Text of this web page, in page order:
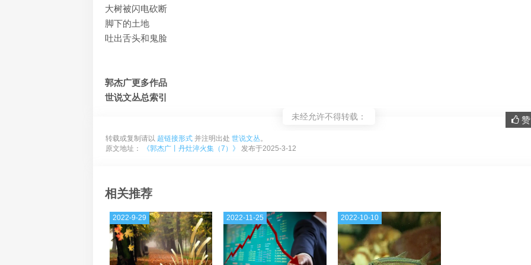
大树被闪电砍断
脚下的土地
吐出舌头和鬼脸
郭杰广更多作品
世说文丛总索引
未经允许不得转载：
转载或复制请以 超链接形式 并注明出处 世说文丛。
原文地址：
《郭杰广丨丹灶淬火集（7）》 发布于2025-3-12
相关推荐
2022-9-29 2022-11-25 2022-10-10